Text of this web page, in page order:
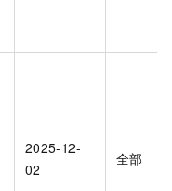
2025-12-
02
全部